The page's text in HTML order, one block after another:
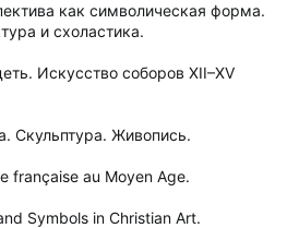
как символическая форма.
и схоластика.
Искусство соборов XII–XV
Скульптура. Живопись.
française au Moyen Age.
Symbols in Christian Art.